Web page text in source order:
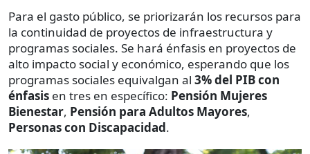
Para el gasto público, se priorizarán los recursos para
la continuidad de proyectos de infraestructura y
programas sociales. Se hará énfasis en proyectos de
alto impacto social y económico, esperando que los
programas sociales equivalgan al 3% del PIB con
énfasis en tres en específico: Pensión Mujeres
Bienestar, Pensión para Adultos Mayores,
Personas con Discapacidad.